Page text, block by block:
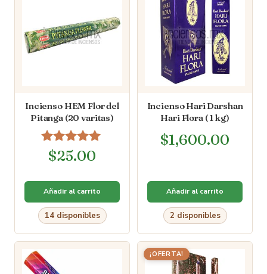
Incienso HEM Flor del
Pitanga (20 varitas)
Valorado en
5.00
$25.00
Añadir al carrito
14 disponibles
Incienso Hari Darshan
Hari Flora ( 1 kg)
$1,600.00
Añadir al carrito
2 disponibles
¡OFERTA!